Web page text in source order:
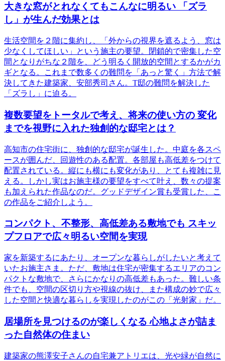
⼤きな窓がとれなくてもこんなに明るい 「ズラ
し」が⽣んだ効果とは
生活空間を２階に集約し、「外からの視界を遮るよう、窓は
少なくしてほしい」という施主の要望。閉鎖的で密集した空
間となりがちな２階を、どう明るく開放的空間とするかがカ
ギとなる。これまで数多くの難問を「あっと驚く」方法で解
決してきた建築家、安部秀司さん。T邸の難問を解決した
「ズラし」に迫る。
複数要望をトータルで考え、将来の使い方の 変化
までを視野に入れた独創的な邸宅とは？
高知市の住宅街に、独創的な邸宅が誕生した。中庭を各スペ
ースが囲んだ、回遊性のある配置。各部屋も高低差をつけて
配置されている。縦にも横にも変化があり、とても複雑に見
える。しかし実はお施主様の要望をすべて叶え、数々の提案
も加えられた作品なのだ。グッドデザイン賞も受賞した、こ
の作品をご紹介しよう。
コンパクト、不整形、高低差ある敷地でも スキッ
プフロアで広々明るい空間を実現
家を新築するにあたり、オープンな暮らしがしたいと考えて
いたお施主さま。ただ、敷地は住宅が密集するエリアのコン
パクトな敷地で、さらにかなりの高低差もあった。難しい条
件でも、空間の区切り方や視線の抜け、また構成の妙で広々
した空間と快適な暮らしを実現したのがこの「光射家」だ。
居場所を見つけるのが楽しくなる 心地よさが詰ま
った自然体の住まい
建築家の熊澤安子さんの自宅兼アトリエは、光や緑が自然に